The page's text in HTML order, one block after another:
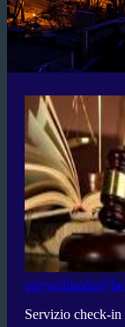
Servizio check-in